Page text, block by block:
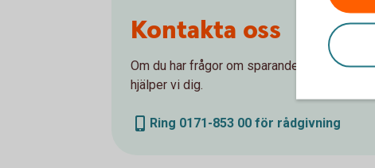
Kontakta oss
Om du har frågor om sparande eller
hjälper vi dig.
Ring 0171-853 00 för rådgivning